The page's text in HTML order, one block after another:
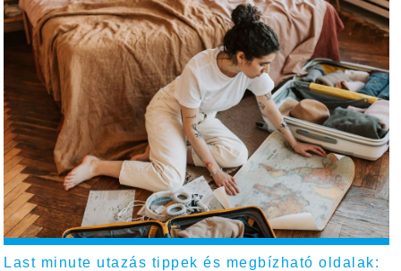
Last minute utazás tippek és megbízható oldalak: